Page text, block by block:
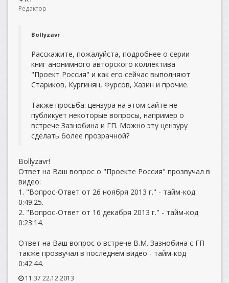
Редактор
Bollyzavr
Расскажите, пожалуйста, подробнее о серии
книг анонимного авторского коллектива
"Проект Россия" и как его сейчас выполняют
Стариков, Кургинян, Фурсов, Хазин и прочие.
Также просьба: цензура на этом сайте не
публикует некоторые вопросы, например о
встрече Зазнобина и ГП. Можно эту цензуру
сделать более прозрачной?
Bollyzavr!
Ответ на Ваш вопрос о "Проекте Россия" прозвучал в
видео:
1. "Вопрос-Ответ от 26 ноября 2013 г." - тайм-код
0:49:25.
2. "Вопрос-Ответ от 16 декабря 2013 г." - тайм-код
0:23:14.
Ответ на Ваш вопрос о встрече В.М. Зазнобина с ГП
также прозвучал в последнем видео - тайм-код
0:42:44.
11:37 22.12.2013